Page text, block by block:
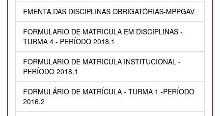
EMENTA DAS DISCIPLINAS OBRIGATÓRIAS-MPPGAV
FORMULARIO DE MATRICULA EM DISCIPLINAS -
TURMA 4 - PERÍODO 2018.1
FORMULARIO DE MATRICULA INSTITUCIONAL -
PERÍODO 2018.1
FORMULÁRIO DE MATRÍCULA - TURMA 1 -PERÍODO
2016.2